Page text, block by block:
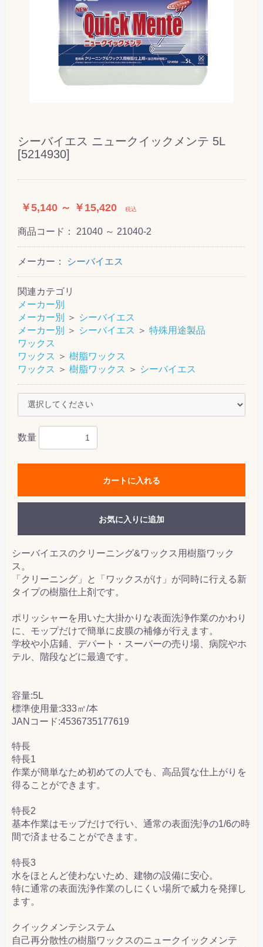
シーバイエス ニュークイックメンテ 5L
[5214930]
￥5,140 ～ ￥15,420 税込
商品コード： 21040 ～ 21040-2
メーカー： シーバイエス
関連カテゴリ
メーカー別
メーカー別
＞ シーバイエス
メーカー別
＞ シーバイエス ＞ 特殊用途製品
ワックス
ワックス ＞ 樹脂ワックス
ワックス ＞ 樹脂ワックス ＞ シーバイエス
数量
カートに入れる
お気に入りに追加
シーバイエスのクリーニング&ワックス用樹脂ワック
ス。
「クリーニング」と「ワックスがけ」が同時に行える新
タイプの樹脂仕上剤です。
ポリッシャーを用いた大掛かりな表面洗浄作業のかわり
に、モップだけで簡単に皮膜の補修が行えます。
学校や小店鋪、デパート・スーパーの売り場、病院やホ
テル、階段などに最適です。
容量:5L
標準使用量:333㎡/本
JANコード:4536735177619
特長
特長1
作業が簡単なため初めての人でも、高品質な仕上がりを
得ることができます。
特長2
基本作業はモップだけで行い、通常の表面洗浄の1/6の時
間で済ませることができます。
特長3
水をほとんど使わないため、建物の設備に安心。
特に通常の表面洗浄作業のしにくい場所で威力を発揮し
ます。
クイックメンテシステム
自己再分散性の樹脂ワックスのニュークイックメンテ